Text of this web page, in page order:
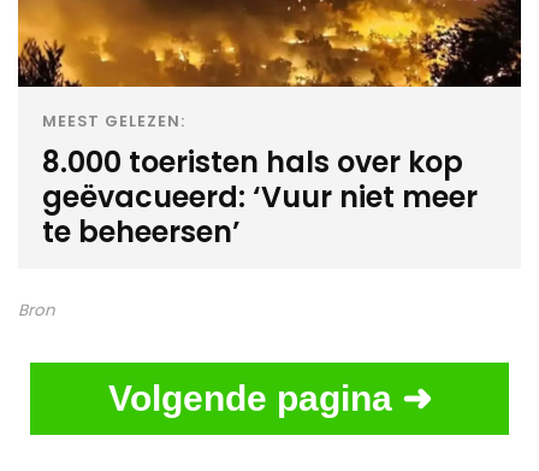
MEEST GELEZEN:
8.000 toeristen hals over kop
geëvacueerd: ‘Vuur niet meer
te beheersen’
Bron
Volgende pagina ➜